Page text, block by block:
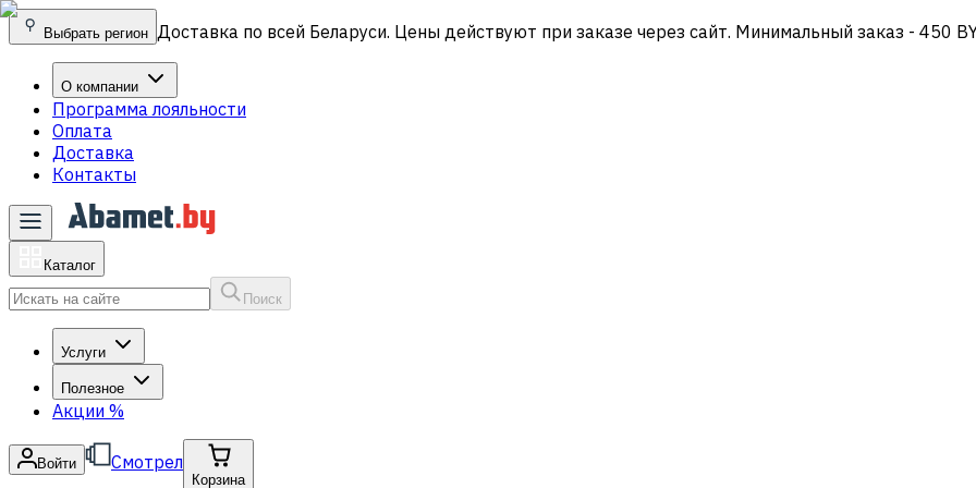
Выбрать регион Доставка по всей Беларуси. Цены действуют при заказе через сайт. Минимальный заказ - 450
О компании
Программа лояльности
Оплата
Доставка
Контакты
Каталог
Поиск
Услуги
Полезное
Акции %
Войти Смотрел
Корзина